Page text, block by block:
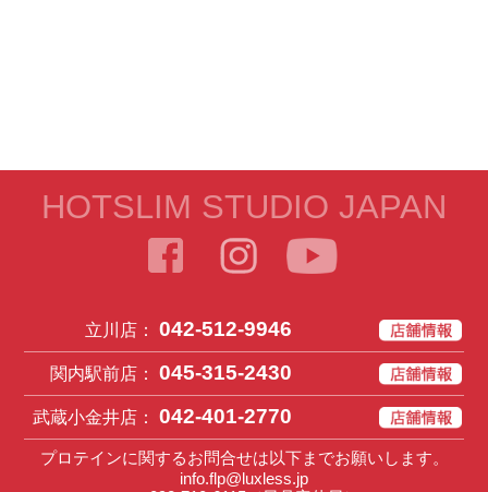
HOTSLIM STUDIO JAPAN
立川店： 042-512-9946
関内駅前店： 045-315-2430
武蔵小金井店： 042-401-2770
プロテインに関するお問合せは以下までお願いします。
info.flp@luxless.jp